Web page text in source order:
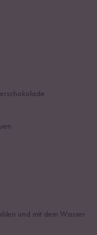
und mit dem Wasser